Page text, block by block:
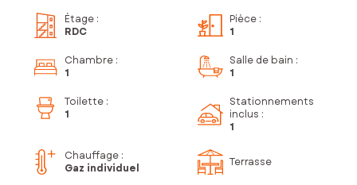
Étage :
RDC
Pièce :
1
Chambre :
1
Salle de bain :
1
Toilette :
1
Stationnements
inclus :
1
Chauffage :
Gaz individuel
Terrasse